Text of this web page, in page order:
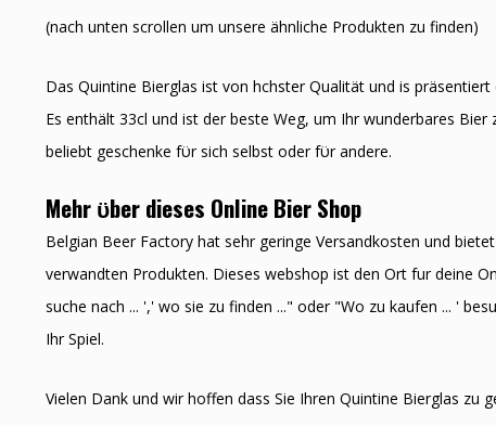
(nach unten scrollen um unsere ähnliche Produkten zu finden)
Das Quintine Bierglas ist von hӧchster Qualität und is
Es enthält 33cl und ist der beste Weg, um Ihr wunderbares
beliebt geschenke fϋr sich selbst oder fϋr andere.
Mehr ϋber dieses Online Bier Shop
Belgian Beer Factory hat sehr geringe Versandkosten und
verwandten Produkten. Dieses webshop ist den Ort fur deine
suche nach ... ',' wo sie zu finden ..." oder "Wo zu kaufen ... '
Ihr Spiel.
Vielen Dank und wir hoffen dass Sie Ihren Quintine Bierglas zu